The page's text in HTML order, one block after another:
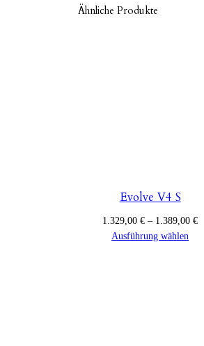
Ähnliche Produkte
Evolve V4 S
1.329,00€ – 1.389,00€
Ausführung wählen